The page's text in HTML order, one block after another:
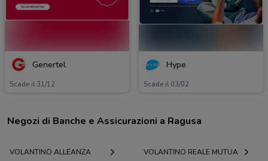
Genertel
Scade il 31/12
Hype
Scade il 03/02
Negozi di Banche e Assicurazioni a Ragusa
VOLANTINO ALLEANZA
VOLANTINO REALE MUTUA